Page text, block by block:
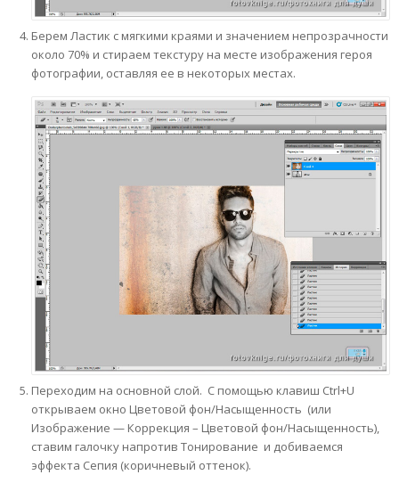
Берем Ластик с мягкими краями и значением непрозрачности
около 70% и стираем текстуру на месте изображения героя
фотографии, оставляя ее в некоторых местах.
Переходим на основной слой. С помощью клавиш Ctrl+U
открываем окно Цветовой фон/Насыщенность (или
Изображение — Коррекция – Цветовой фон/Насыщенность),
ставим галочку напротив Тонирование и добиваемся
эффекта Сепия (коричневый оттенок).